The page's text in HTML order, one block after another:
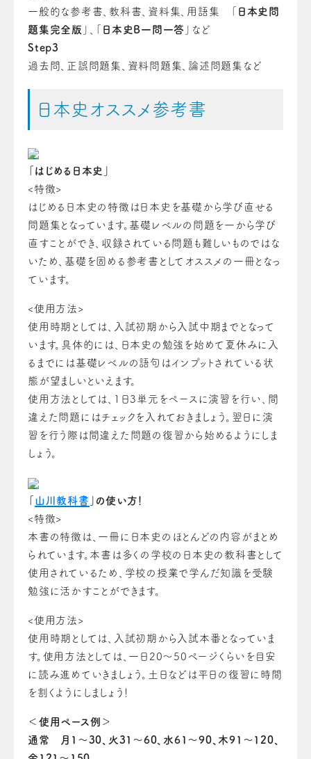
一般的な参考書、教科書、資料集、用語集 「 日本史問
題集完全版 」、「 日本史B一問一答 」など
Step3
過去問、正誤問題集、資料問題集、論述問題集など
日本史オススメ参考書
「はじめる日本史」
<特徴>
はじめる日本史の特徴は日本史を基礎から学び直せる
問題集となっています。基礎レベルの問題を一から学び
直すことができ、収録されている問題も難しいものではな
いため、基礎を固める参考書としてオススメの一冊となっ
ています。
<使用方法>
使用時期としては、入試初期から入試中期までとなって
います。具体的には、日本史の勉強を始めて夏休みに入
るまでには基礎レベルの語句はインプットされている状
態が望ましいといえます。
使用方法としては、1日3単元をペースに演習を行い、間
違えた問題にはチェックを入れておきましょう。翌日に演
習を行う際は間違えた問題の復習から始めるようにしま
しょう。
「 山川教科書 」の使い方！
<特徴>
本書の特徴は、一冊に日本史のほとんどの内容がまとめ
られています。本書は多くの学校の日本史の教科書として
使用されているため、学校の授業で学んだ知識を受験
勉強に活かすことができます。
<使用方法>
使用時期としては、入試初期から入試本番となっていま
す。 使用方法としては、一日20〜50ページくらいを目安
に読み進めていきましょう。
土日などは平日の復習に時間
を割くようにしましょう！
＜使用ペース例＞
通常 月1〜30、火31〜60、水61〜90、木91〜120、